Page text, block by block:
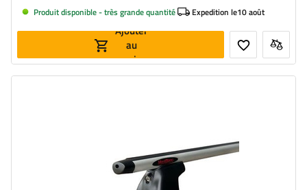
Produit disponible - très grande quantité Expedition le10 août
Ajouter
au
panier